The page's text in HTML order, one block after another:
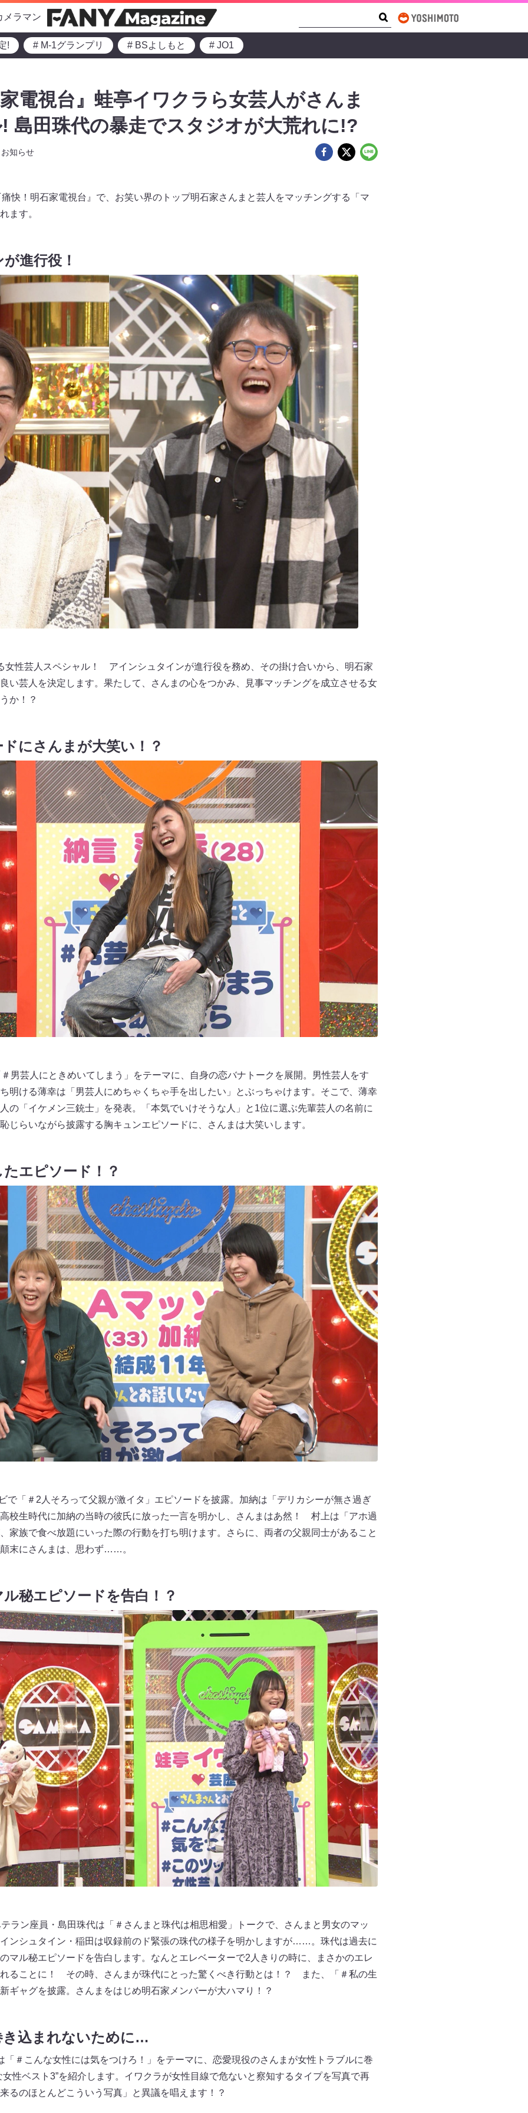
メラマン
! # M-1グランプリ # BSよしもと # JO1
電視台』蛙亭イワクラら女芸人がさんま
島田珠代の暴走でスタジオが大荒れに!?
お知らせ
快！明石家電視台』で、お笑い界のトップ明石家さんまと芸人をマッチングする「マ
ます。
進行役！
女性芸人スペシャル！ アインシュタインが進行役を務め、その掛け合いから、明石家
い芸人を決定します。果たして、さんまの心をつかみ、見事マッチングを成立させる女
うか！？
にさんまが大笑い！？
男芸人にときめいてしまう」をテーマに、自身の恋バナトークを展開。男性芸人をす
明ける薄幸は「男芸人にめちゃくちゃ手を出したい」とぶっちゃけます。そこで、薄幸
の「イケメン三銃士」を発表。「本気でいけそうな人」と1位に選ぶ先輩芸人の名前に
らいながら披露する胸キュンエピソードに、さんまは大笑いします。
エピソード！？
で「＃2人そろって父親が激イタ」エピソードを披露。加納は「デリカシーが無さ過ぎ
校生時代に加納の当時の彼氏に放った一言を明かし、さんまはあ然！ 村上は「アホ過
家族で食べ放題にいった際の行動を打ち明けます。さらに、両者の父親同士があること
末にさんまは、思わず……。
秘エピソードを告白！？
ラン座員・島田珠代は「＃さんまと珠代は相思相愛」トークで、さんまと男女のマッ
ンシュタイン・稲田は収録前のド緊張の珠代の様子を明かしますが……。珠代は過去に
マル秘エピソードを告白します。なんとエレベーターで2人きりの時に、まさかのエレ
ることに！ その時、さんまが珠代にとった驚くべき行動とは！？ また、「＃私の生
ギャグを披露。さんまをはじめ明石家メンバーが大ハマり！？
き込まれないために…
「＃こんな女性には気をつけろ！」をテーマに、恋愛現役のさんまが女性トラブルに巻
性ベスト3”を紹介します。イワクラが女性目線で危ないと察知するタイプを写真で再
るのほとんどこういう写真」と異議を唱えます！？